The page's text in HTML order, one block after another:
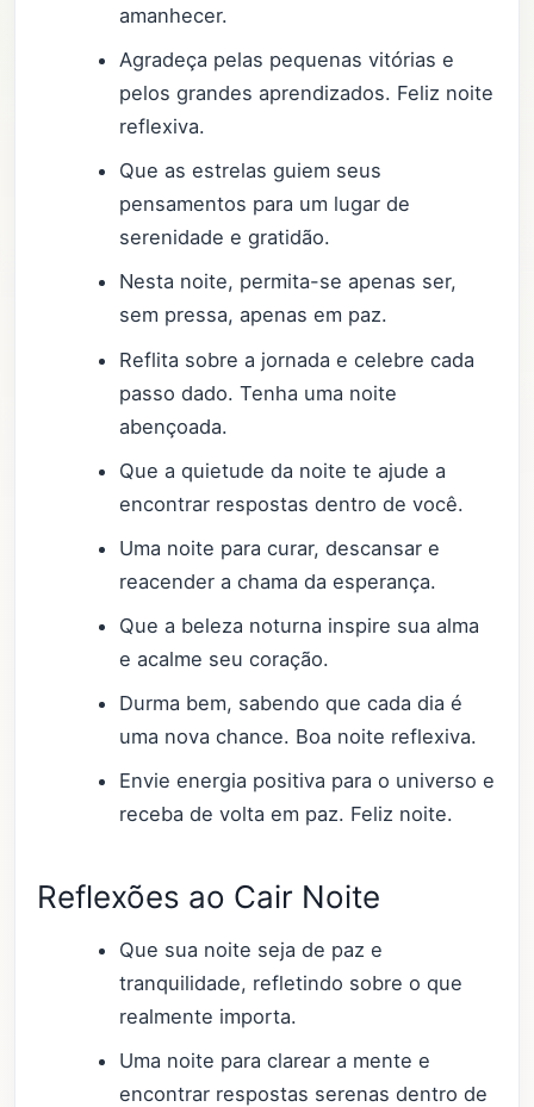
amanhecer.
Agradeça pelas pequenas vitórias e
pelos grandes aprendizados. Feliz noite
reflexiva.
Que as estrelas guiem seus
pensamentos para um lugar de
serenidade e gratidão.
Nesta noite, permita-se apenas ser,
sem pressa, apenas em paz.
Reflita sobre a jornada e celebre cada
passo dado. Tenha uma noite
abençoada.
Que a quietude da noite te ajude a
encontrar respostas dentro de você.
Uma noite para curar, descansar e
reacender a chama da esperança.
Que a beleza noturna inspire sua alma
e acalme seu coração.
Durma bem, sabendo que cada dia é
uma nova chance. Boa noite reflexiva.
Envie energia positiva para o universo e
receba de volta em paz. Feliz noite.
Reflexões ao Cair Noite
Que sua noite seja de paz e
tranquilidade, refletindo sobre o que
realmente importa.
Uma noite para clarear a mente e
encontrar respostas serenas dentro de